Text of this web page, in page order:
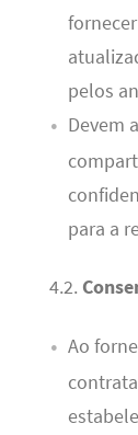
pelos
Devem
para a
4.2.
Ao